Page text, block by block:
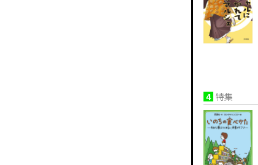
4 特集